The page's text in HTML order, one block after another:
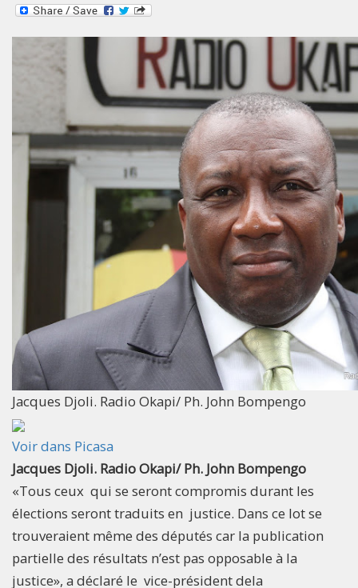
Jacques Djoli. Radio Okapi/ Ph. John Bompengo
Voir dans Picasa
Jacques Djoli. Radio Okapi/ Ph. John Bompengo
«Tous ceux qui se seront compromis durant les
élections seront traduits en justice. Dans ce lot se
trouveraient même des députés car la publication
partielle des résultats n’est pas opposable à la
justice», a déclaré le vice-président dela